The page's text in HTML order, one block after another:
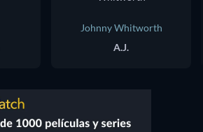
Johnny Whitworth
A.J.